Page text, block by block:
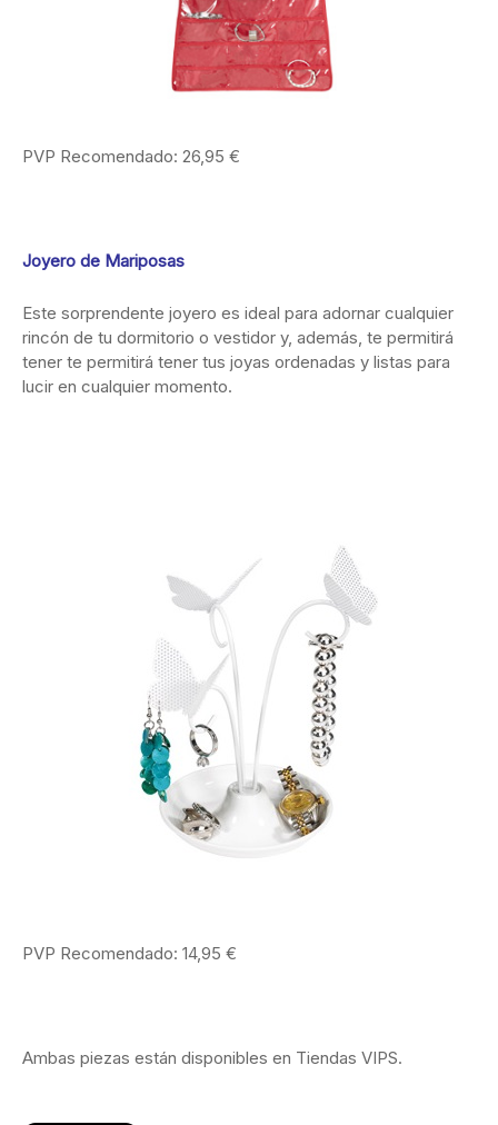
PVP Recomendado: 26,95 €
Joyero de Mariposas
Este sorprendente joyero es ideal para adornar cualquier
rincón de tu dormitorio o vestidor y, además, te permitirá
tener te permitirá tener tus joyas ordenadas y listas para
lucir en cualquier momento.
PVP Recomendado: 14,95 €
Ambas piezas están disponibles en Tiendas VIPS.